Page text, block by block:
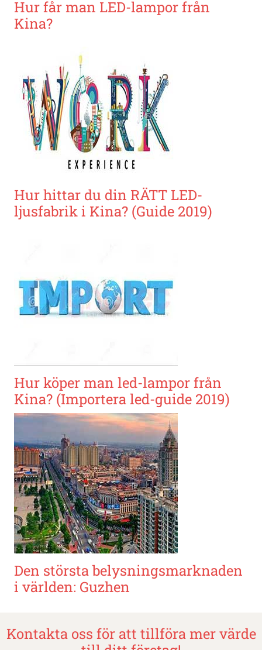
Hur får man LED-lampor från
Kina?
Hur hittar du din RÄTT LED-
ljusfabrik i Kina? (Guide 2019)
Hur köper man led-lampor från
Kina? (Importera led-guide 2019)
Den största belysningsmarknaden
i världen: Guzhen
Kontakta oss för att tillföra mer värde